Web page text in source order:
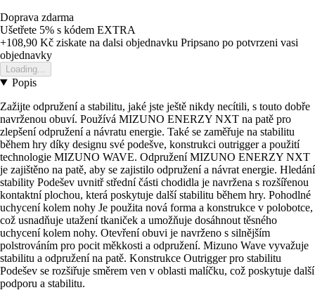
Doprava zdarma
Ušetřete 5% s kódem EXTRA
+108,90 Kč ziskate na dalsi objednavku Pripsano po potvrzeni vasi
objednavky
Loading...
Popis
Zažijte odpružení a stabilitu, jaké jste ještě nikdy necítili, s touto dobře
navrženou obuví. Používá MIZUNO ENERZY NXT na patě pro
zlepšení odpružení a návratu energie. Také se zaměřuje na stabilitu
během hry díky designu své podešve, konstrukci outrigger a použití
technologie MIZUNO WAVE. Odpružení MIZUNO ENERZY NXT
je zajištěno na patě, aby se zajistilo odpružení a návrat energie. Hledání
stability Podešev uvnitř střední části chodidla je navržena s rozšířenou
kontaktní plochou, která poskytuje další stabilitu během hry. Pohodlné
uchycení kolem nohy Je použita nová forma a konstrukce v polobotce,
což usnadňuje utažení tkaniček a umožňuje dosáhnout těsného
uchycení kolem nohy. Otevření obuvi je navrženo s silnějším
polstrováním pro pocit měkkosti a odpružení. Mizuno Wave vyvažuje
stabilitu a odpružení na patě. Konstrukce Outrigger pro stabilitu
Podešev se rozšiřuje směrem ven v oblasti malíčku, což poskytuje další
podporu a stabilitu.